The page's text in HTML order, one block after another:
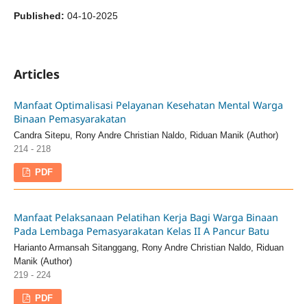
Published: 04-10-2025
Articles
Manfaat Optimalisasi Pelayanan Kesehatan Mental Warga
Binaan Pemasyarakatan
Candra Sitepu, Rony Andre Christian Naldo, Riduan Manik (Author)
214 - 218
PDF
Manfaat Pelaksanaan Pelatihan Kerja Bagi Warga Binaan
Pada Lembaga Pemasyarakatan Kelas II A Pancur Batu
Harianto Armansah Sitanggang, Rony Andre Christian Naldo, Riduan
Manik (Author)
219 - 224
PDF